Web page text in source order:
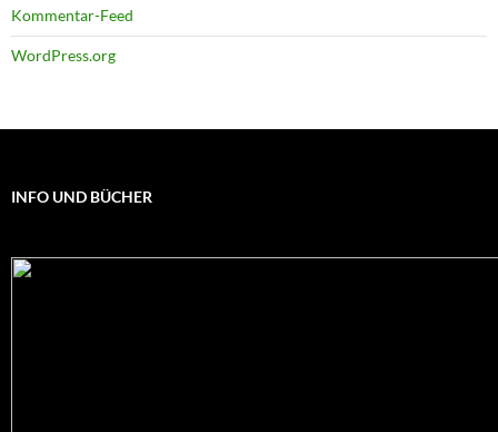
Kommentar-Feed
WordPress.org
INFO UND BÜCHER